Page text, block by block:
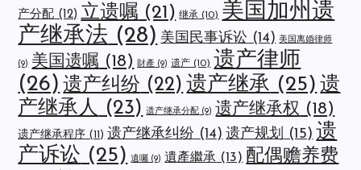
产分配 (12) 立遗嘱 (21) 继承 (10) 美国加州遗
产继承法 (28) 美国民事诉讼 (14) 美国离婚律师
(9) 美国遗嘱 (18) 財產 (9) 遗产 (10) 遗产律师
(26) 遗产纠纷 (22) 遗产继承 (25) 遗
产继承人 (23) 遗产继承分配 (9) 遗产继承权 (18)
遗产继承程序 (11) 遗产继承纠纷 (14) 遗产规划 (15) 遗
产诉讼 (25) 遺囑 (9) 遺產繼承 (13) 配偶赡养费